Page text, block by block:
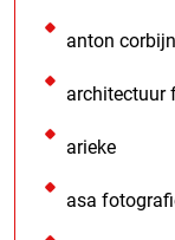
anton corbijn
architectuur
arieke
asa